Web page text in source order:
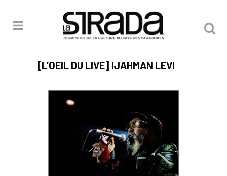
[L’OEIL DU LIVE] IJAHMAN LEVI